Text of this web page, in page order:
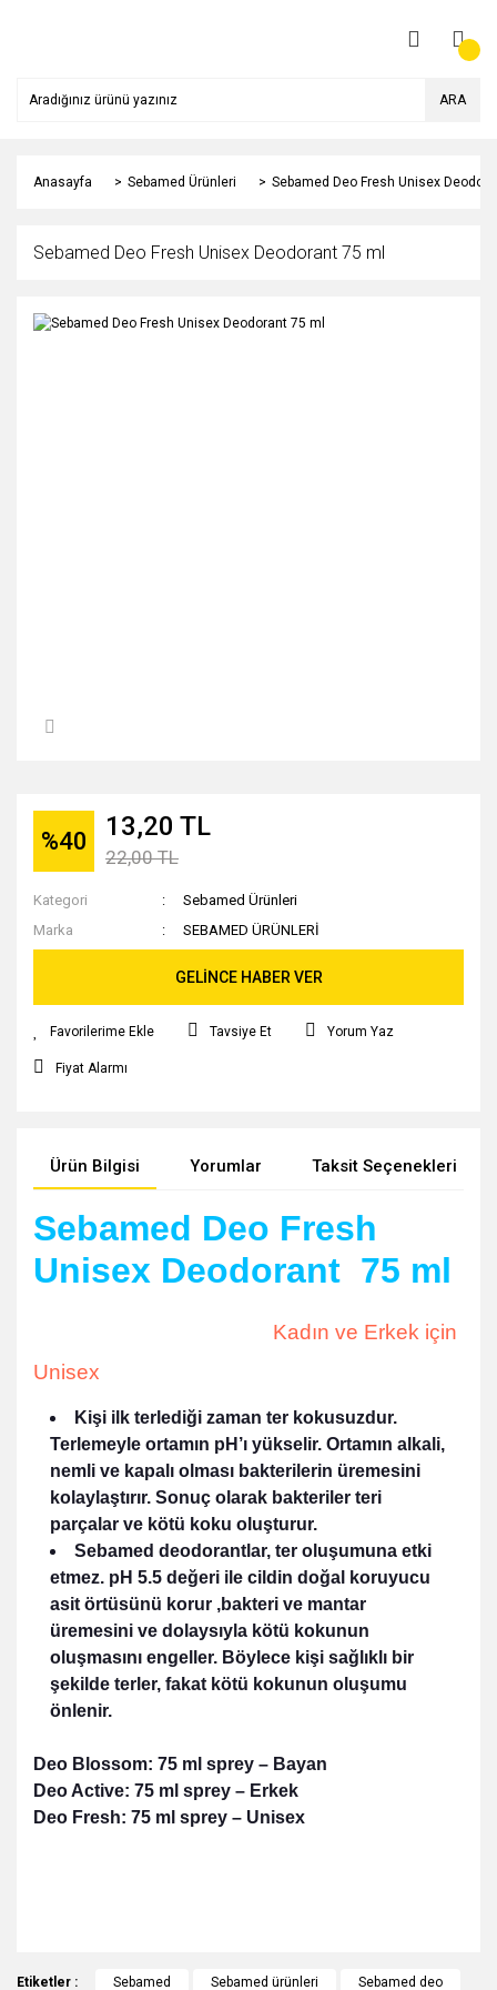
ARA
Anasayfa Sebamed Ürünleri Sebamed Deo Fresh Unisex
Sebamed Deo Fresh Unisex Deodorant 75 ml
%40 13,20 TL
22,00 TL
Kategori
Sebamed Ürünleri
Marka
SEBAMED ÜRÜNLERİ
GELİNCE HABER VER
Tavsiye Et Yorum Yaz
Fiyat Alarmı
Ürün Bilgisi Yorumlar Taksit Seçenekleri
Sebamed Deo Fresh
Unisex Deodorant 75 ml
Kadın ve Erkek için
Unisex
Kişi ilk terlediği zaman ter kokusuzdur.
Terlemeyle ortamın pH’ı yükselir. Ortamın alkali,
nemli ve kapalı olması bakterilerin üremesini
kolaylaştırır. Sonuç olarak bakteriler teri
parçalar ve kötü koku oluşturur.
Sebamed deodorantlar, ter oluşumuna etki
etmez. pH 5.5 değeri ile cildin doğal koruyucu
asit örtüsünü korur ,bakteri ve mantar
üremesini ve dolaysıyla kötü kokunun
oluşmasını engeller. Böylece kişi sağlıklı bir
şekilde terler, fakat kötü kokunun oluşumu
önlenir.
Deo Blossom: 75 ml sprey – Bayan
Deo Active: 75 ml sprey – Erkek
Deo Fresh: 75 ml sprey – Unisex
konularda yetersiz gördüğünüz noktaları öneri formunu
Etiketler : Sebamed Sebamed ürünleri
Sebamed deo